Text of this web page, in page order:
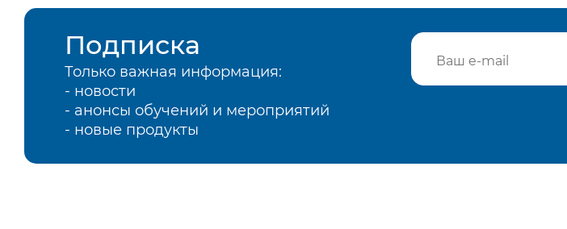
Подписка
Только важная информация:
- новости
- анонсы обучений и мероприятий
- новые продукты